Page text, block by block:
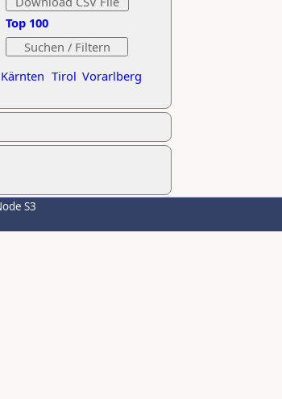
Kärnten Tirol Vorarlberg
Top 100
S3